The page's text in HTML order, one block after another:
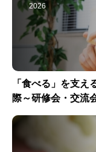
2026
「食べる」を支
際～研修会・交流